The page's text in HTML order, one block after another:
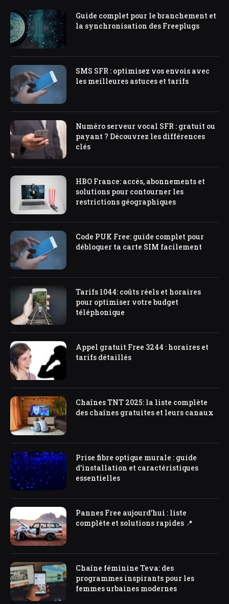
Guide complet pour le branchement et
la synchronisation des Freeplugs
SMS SFR : optimisez vos envois avec
les meilleures astuces et tarifs
Numéro serveur vocal SFR : gratuit ou
payant ? Découvrez les différences
clés
HBO France: accès, abonnements et
solutions pour contourner les
restrictions géographiques
Code PUK Free: guide complet pour
débloquer ta carte SIM facilement
Tarifs 1044: coûts réels et horaires
pour optimiser votre budget
téléphonique
Appel gratuit Free 3244 : horaires et
tarifs détaillés
Chaînes TNT 2025: la liste complète
des chaînes gratuites et leurs canaux
Prise fibre optique murale : guide
d’installation et caractéristiques
essentielles
Pannes Free aujourd’hui : liste
complète et solutions rapides 📍
Chaîne féminine Teva: des
programmes inspirants pour les
femmes urbaines modernes